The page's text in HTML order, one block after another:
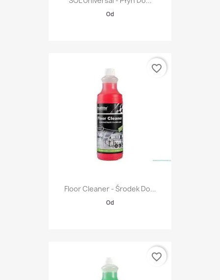
Od
Floor Cleaner - Środek Do...
Od
favorite_border
favorite_border